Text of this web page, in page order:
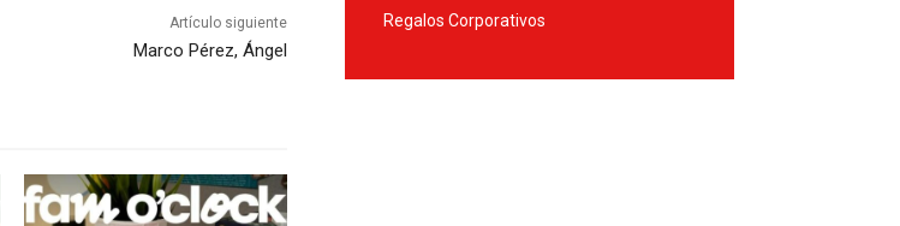
Artículo siguiente
Marco Pérez, Ángel
Regalos Corporativos